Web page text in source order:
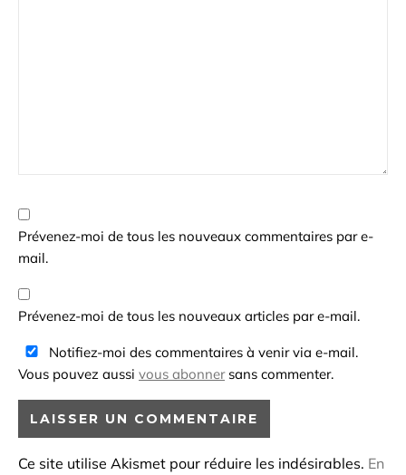
Prévenez-moi de tous les nouveaux commentaires par e-
mail.
Prévenez-moi de tous les nouveaux articles par e-mail.
Notifiez-moi des commentaires à venir via e-mail.
Vous pouvez aussi vous abonnersans commenter.
Ce site utilise Akismet pour réduire les indésirables. En